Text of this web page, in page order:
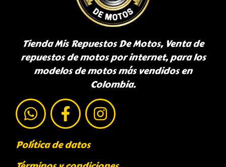
Tienda Mis Repuestos De Motos, Venta de
repuestos de motos por internet, para los
modelos de motos más vendidos en
Colombia.
Política de datos